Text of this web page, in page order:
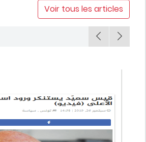
Voir tous les articles